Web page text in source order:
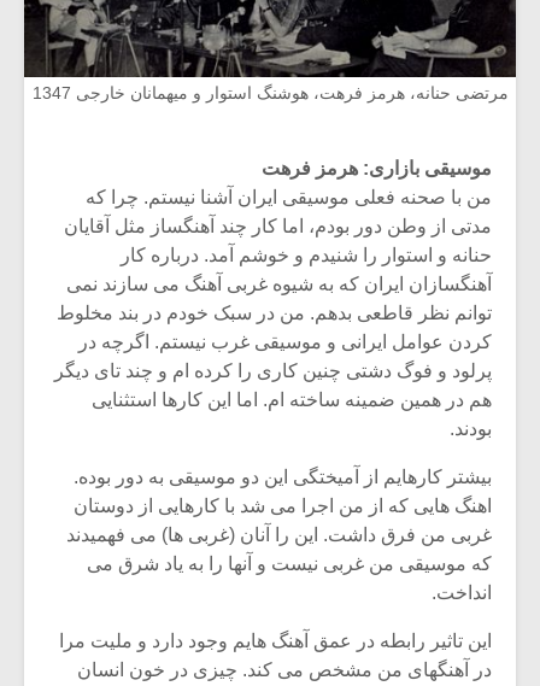
مرتضی حنانه، هرمز فرهت، هوشنگ استوار و میهمانان خارجی 1347
موسیقی بازاری: هرمز فرهت
من با صحنه فعلی موسیقی ایران آشنا نیستم. چرا که
مدتی از وطن دور بودم، اما کار چند آهنگساز مثل آقایان
حنانه و استوار را شنیدم و خوشم آمد. درباره کار
آهنگسازان ایران که به شیوه غربی آهنگ می سازند نمی
توانم نظر قاطعی بدهم. من در سبک خودم در بند مخلوط
کردن عوامل ایرانی و موسیقی غرب نیستم. اگرچه در
پرلود و فوگ دشتی چنین کاری را کرده ام و چند تای دیگر
هم در همین ضمینه ساخته ام. اما این کارها استثنایی
بودند.
بیشتر کارهایم از آمیختگی این دو موسیقی به دور بوده.
اهنگ هایی که از من اجرا می شد با کارهایی از دوستان
غربی من فرق داشت. این را آنان (غربی ها) می فهمیدند
که موسیقی من غربی نیست و آنها را به یاد شرق می
انداخت.
این تاثیر رابطه در عمق آهنگ هایم وجود دارد و ملیت مرا
در آهنگهای من مشخص می کند. چیزی در خون انسان